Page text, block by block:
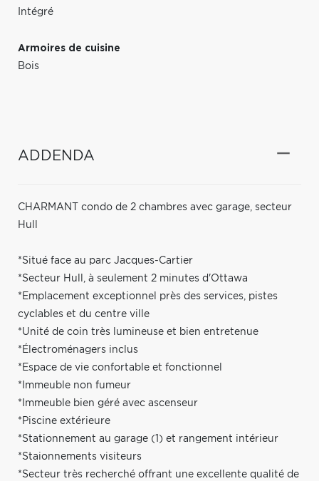
Intégré
Armoires de cuisine
Bois
ADDENDA
CHARMANT condo de 2 chambres avec garage, secteur
Hull
*Situé face au parc Jacques-Cartier
*Secteur Hull, à seulement 2 minutes d'Ottawa
*Emplacement exceptionnel près des services, pistes
cyclables et du centre ville
*Unité de coin très lumineuse et bien entretenue
*Électroménagers inclus
*Espace de vie confortable et fonctionnel
*Immeuble non fumeur
*Immeuble bien géré avec ascenseur
*Piscine extérieure
*Stationnement au garage (1) et rangement intérieur
*Staionnements visiteurs
*Secteur très recherché offrant une excellente qualité de